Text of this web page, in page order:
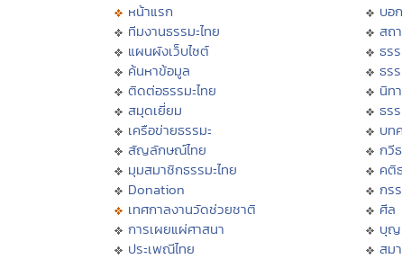
หน้าแรก
ทีมงานธรรมะไทย
แผนผังเว็บไซต์
ค้นหาข้อมูล
ติดต่อธรรมะไทย
สมุดเยี่ยม
เครือข่ายธรรมะ
สัญลักษณ์ไทย
มุมสมาชิกธรรมะไทย
Donation
เทศกาลงานวัดช่วยชาติ
การเผยแผ่ศาสนา
ประเพณีไทย
บอ
สถ
ธร
ธร
นิท
ธร
บท
กวี
คติ
กร
ศีล
บุญ
สม